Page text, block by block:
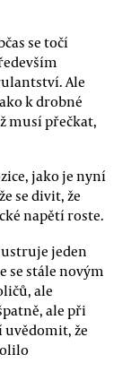
se točí
Ale
k drobné
musí přečkat,
jako je nyní
se divit, že
napětí roste.
jeden
se stále novým
ale
ale při
uvědomit, že